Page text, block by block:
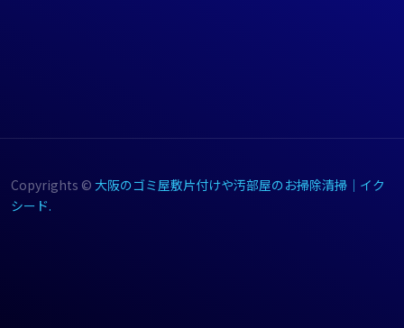
Copyrights © 大阪のゴミ屋敷片付けや汚部屋のお掃除清掃｜イク
シード.